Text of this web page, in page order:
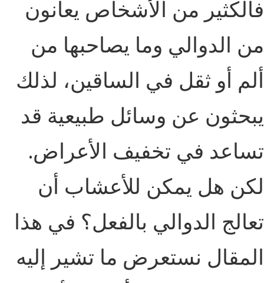
فالكثير من الأشخاص يعانون
من الدوالي وما يصاحبها من
ألم أو ثقل في الساقين، لذلك
يبحثون عن وسائل طبيعية قد
تساعد في تخفيف الأعراض.
لكن هل يمكن للأعشاب أن
تعالج الدوالي بالفعل؟ في هذا
المقال نستعرض ما تشير إليه